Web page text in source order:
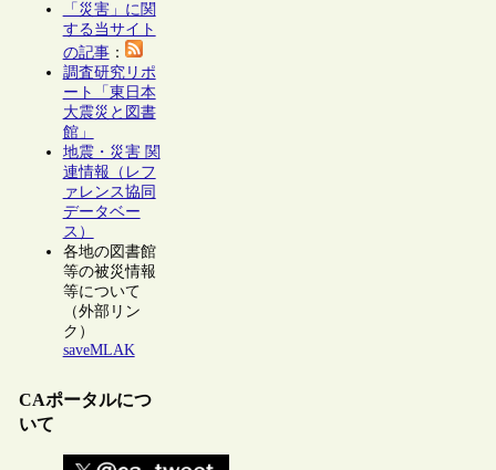
「災害」に関
する当サイト
の記事：
調査研究リポ
ート「東日本
大震災と図書
館」
地震・災害 関
連情報（レフ
ァレンス協同
データベー
ス）
各地の図書館
等の被災情報
等について
（外部リン
ク）
saveMLAK
CAポータルにつ
いて